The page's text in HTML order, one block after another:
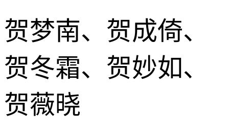
贺梦南、贺成倚、
贺冬霜、贺妙如、
贺薇晓